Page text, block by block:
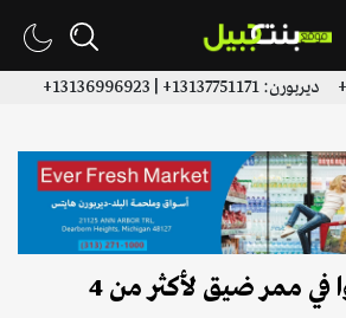
4 أشخاص زحفوا في ممر ضيق لأكثر من 4